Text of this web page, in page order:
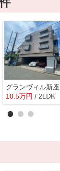
10.5万円 / 2LDK